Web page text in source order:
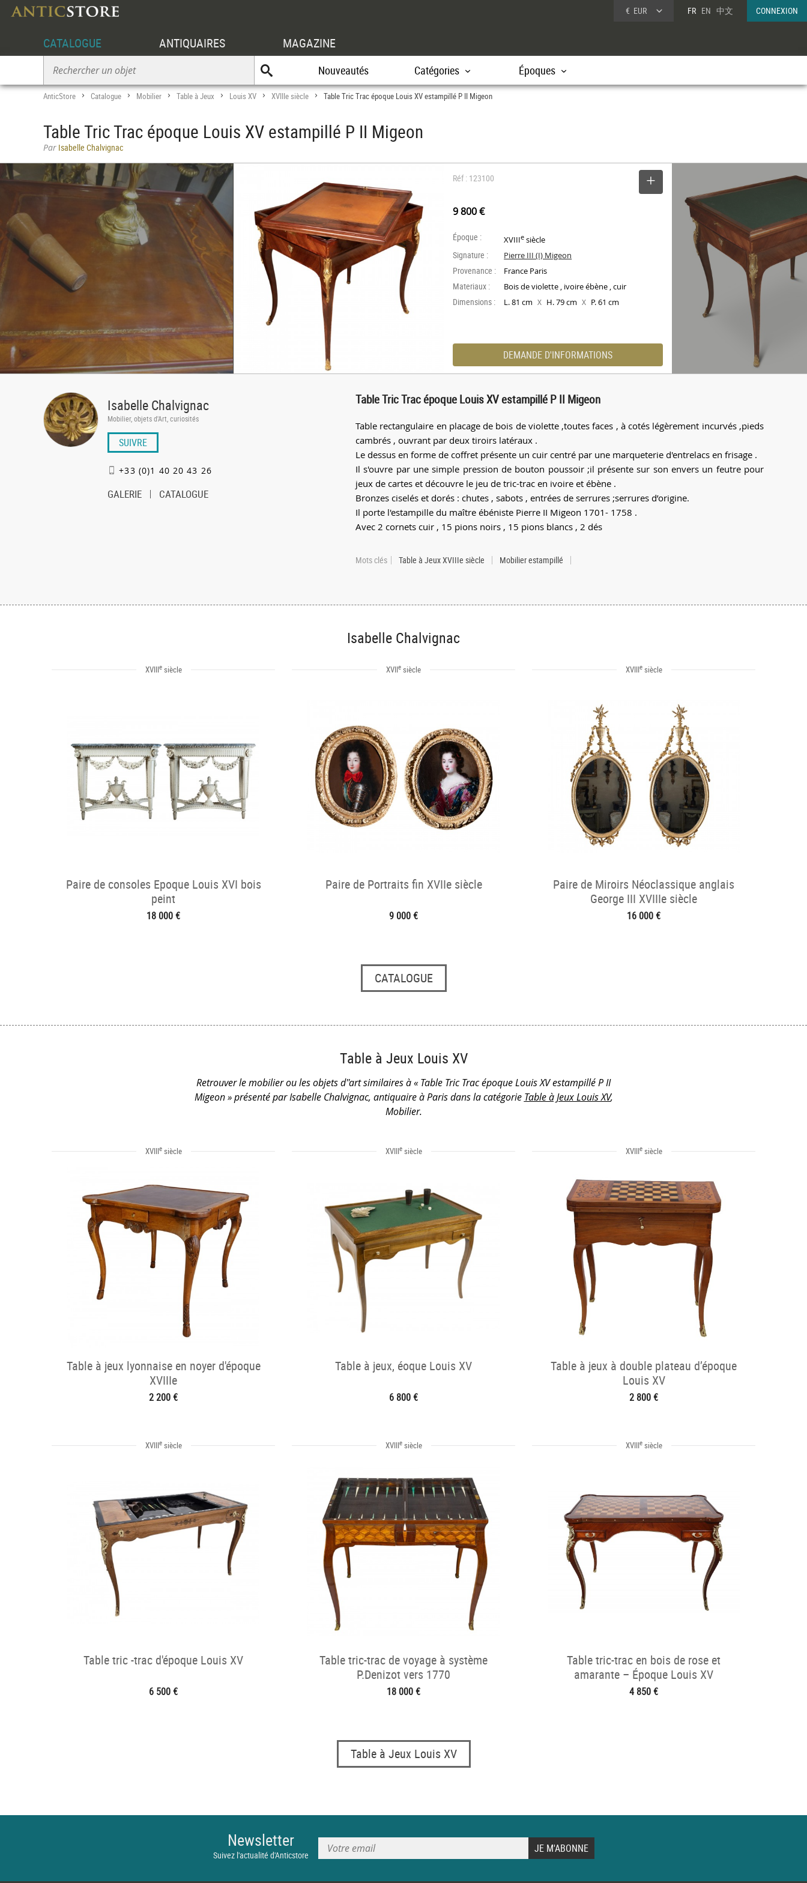
€ EUR FR EN 中文 CONNEXION
CATALOGUE ANTIQUAIRES MAGAZINE
Nouveautés Catégories Époques
AnticStore > Catalogue > Mobilier > Table à Jeux > Louis XV > XVIIIe siècle > Table Tric Trac époque Louis XV estampillé P II Migeon
Table Tric Trac époque Louis XV estampillé P II Migeon
Par Isabelle Chalvignac
Réf : 123100
9 800 €
Époque : XVIIIe siècle
Signature : Pierre III (I) Migeon
Provenance : France Paris
Materiaux : Bois de violette , ivoire ébène , cuir
Dimensions : L. 81 cm X H. 79 cm X P. 61 cm
DEMANDE D'INFORMATIONS
Isabelle Chalvignac
Mobilier, objets d'Art, curiosités
SUIVRE
+33 (0)1 40 20 43 26
GALERIE CATALOGUE
Table Tric Trac époque Louis XV estampillé P II Migeon
Table rectangulaire en placage de bois de violette ,toutes faces , à cotés légèrement incurvés ,pieds
cambrés , ouvrant par deux tiroirs latéraux .
Le dessus en forme de coffret présente un cuir centré par une marqueterie d'entrelacs en frisage .
Il s'ouvre par une simple pression de bouton poussoir ;il présente sur son envers un feutre pour
jeux de cartes et découvre le jeu de tric-trac en ivoire et ébène .
Bronzes ciselés et dorés : chutes , sabots , entrées de serrures ;serrures d’origine.
Il porte l'estampille du maître ébéniste Pierre II Migeon 1701- 1758 .
Avec 2 cornets cuir , 15 pions noirs , 15 pions blancs , 2 dés
Mots clés Table à Jeux XVIIIe siècle Mobilier estampillé
Isabelle Chalvignac
XVIIIesiècle
Paire de consoles Epoque Louis XVI bois
peint
18 000 €
XVIIe siècle
Paire de Portraits fin XVIIe siècle
9 000 €
XVIIIesiècle
Paire de Miroirs Néoclassique anglais
George III XVIIIe siècle
16 000 €
CATALOGUE
Table à Jeux Louis XV
Retrouver le mobilier ou les objets d''art similaires à « Table Tric Trac époque Louis XV estampillé P II
Migeon » présenté par Isabelle Chalvignac, antiquaire à Paris dans la catégorie Table à Jeux Louis XV,
Mobilier.
XVIIIesiècle
Table à jeux lyonnaise en noyer d'époque
XVIIIe
2 200 €
XVIIIesiècle
Table à jeux, éoque Louis XV
6 800 €
XVIIIesiècle
Table à jeux à double plateau d’époque
Louis XV
2 800 €
XVIIIesiècle
Table tric -trac d'époque Louis XV
6 500 €
XVIIIesiècle
Table tric-trac de voyage à système
P.Denizot vers 1770
18 000 €
XVIIIesiècle
Table tric-trac en bois de rose et
amarante – Époque Louis XV
4 850 €
Table à Jeux Louis XV
Newsletter
Suivez l'actualité d'Anticstore